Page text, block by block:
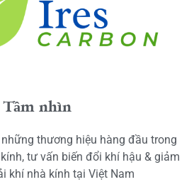
Tầm nhìn
thương hiệu hàng đầu trong
tư vấn biến đổi khí hậu & giảm
khí nhà kính tại Việt Nam